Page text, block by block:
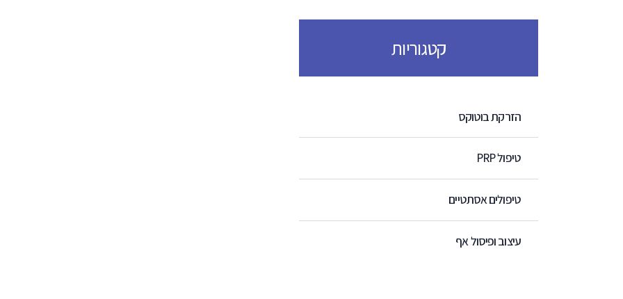
קטגוריות
הזרקת בוטוקס
טיפול PRP
טיפולים אסתטיים
עיצוב ופיסול אף